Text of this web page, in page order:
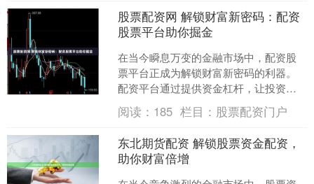
股票配资网 解锁财富新密码：配资
股票平台助你掘金
在当今瞬息万变的金融市场中，配资股
票平台正成为解锁财富新密码的利器。
配资平台通过提供资金杠杆，让投资者
以更少的本金撬动更大的投资机会。 上
海股票配资平台众多，投....
阅读： 185 栏目： 股票配资门户
东北期货配资 解锁股票资金配资，
助你财富倍增